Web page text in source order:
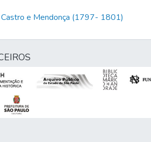
e Mendonça (1797- 1801)